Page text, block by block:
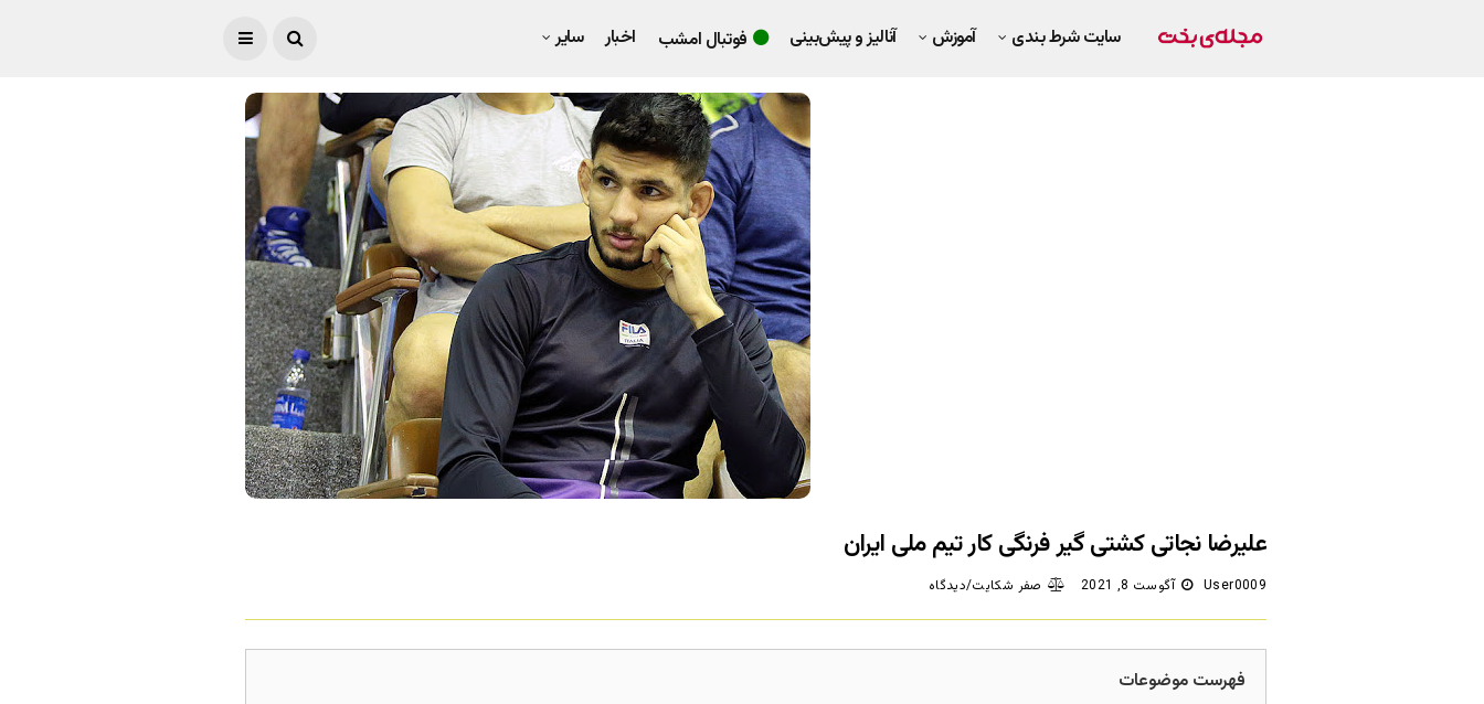
سایت شرط بندی آموزش آنالیز و پیش‌بینی فوتبال امشب اخبار سایر
علیرضا نجاتی کشتی گیر فرنگی کار تیم ملی ایران
User0009 آگوست 8, 2021 صفر شکایت/دیدگاه
فهرست موضوعات